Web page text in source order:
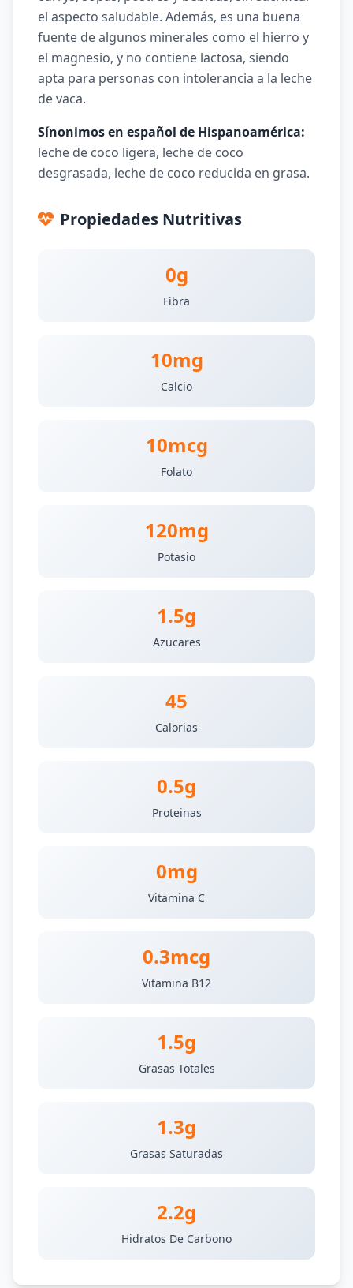
el aspecto saludable. Además, es una buena
fuente de algunos minerales como el hierro y
el magnesio, y no contiene lactosa, siendo
apta para personas con intolerancia a la leche
de vaca.
Sínonimos en español de Hispanoamérica:
leche de coco ligera, leche de coco
desgrasada, leche de coco reducida en grasa.
Propiedades Nutritivas
0g
Fibra
10mg
Calcio
10mcg
Folato
120mg
Potasio
1.5g
Azucares
45
Calorias
0.5g
Proteinas
0mg
Vitamina C
0.3mcg
Vitamina B12
1.5g
Grasas Totales
1.3g
Grasas Saturadas
2.2g
Hidratos De Carbono